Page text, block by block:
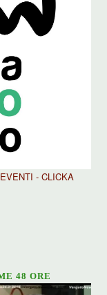
- CLICKA
48 ORE